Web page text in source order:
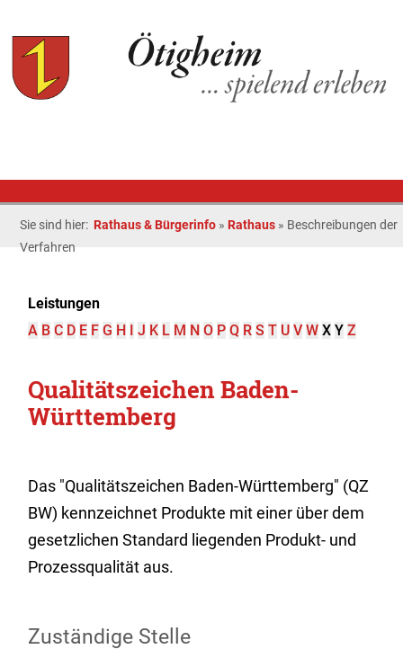
Sie sind hier: Rathaus & Bürgerinfo » Rathaus » Beschreibungen der
Verfahren
Leistungen
A B C D E F G H I J K L M N O P Q R S T U V W X Y Z
Qualitätszeichen Baden-
Württemberg
Das "Qualitätszeichen Baden-Württemberg" (QZ
BW) kennzeichnet Produkte mit einer über dem
gesetzlichen Standard liegenden Produkt- und
Prozessqualität aus.
Zuständige Stelle